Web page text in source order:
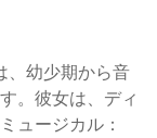
、幼少期から音
。彼女は、ディ
ュージカル：